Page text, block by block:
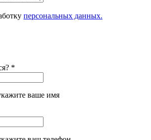
персональных данных.
*
ваше имя